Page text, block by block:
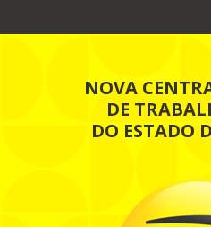
NOVA
DE
DO ESTADO